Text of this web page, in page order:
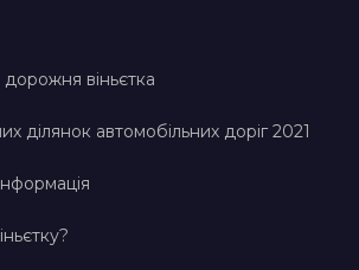
віньєтка
ділянок автомобільних доріг 2021